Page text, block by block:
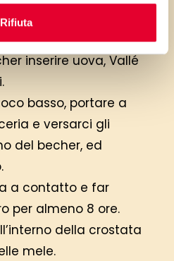
Rifiutaamidi
inserire uova, Vallé
basso, portare a
e versarci gli
del becher, ed
a contatto e far
per almeno 8 ore.
della crostata
mele.